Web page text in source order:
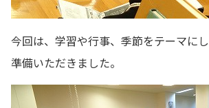
今回は、学習や行事、季節をテーマに
準備いただきました。